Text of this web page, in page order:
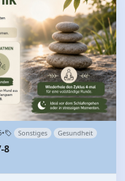
• Sonstiges Gesundheit
8